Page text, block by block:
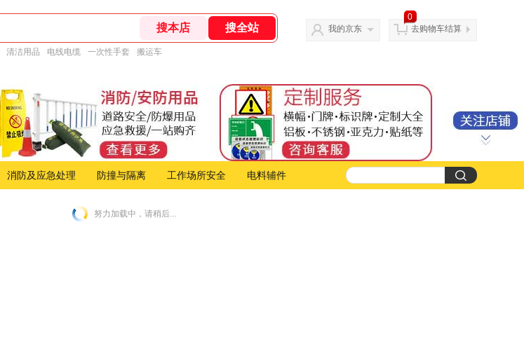
清洁用品 电线电缆 一次性手套 搬运车
我的京东
0
去购物车结算
消防及应急处理 防撞与隔离 工作场所安全 电料辅件
努力加载中，请稍后...